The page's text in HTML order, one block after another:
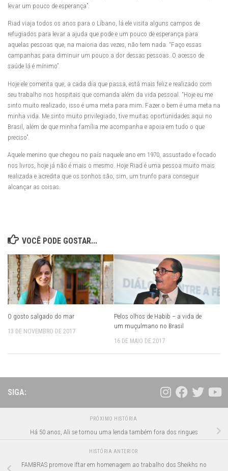
levar um pouco de esperança”.
Riad viaja todos os anos para o Líbano, lá ele visita alguns campos de
refugiados para levar a ajuda que pode e um pouco de esperança para
aquelas pessoas que, na maioria das vezes, não tem nada. “Faço essas
campanhas para diminuir um pouco a dor dessas pessoas. O acesso de
saúde lá é mínimo”.
Hoje ele comenta que, a cada dia que passa, está mais feliz e realizado com
seu trabalho nos hospitais que comanda além da vida pessoal. “Hoje eu me
sinto muito realizado, isso é uma meta para mim. Fazer o bem é uma meta na
minha vida. Me sinto muito privilegiado, tive muitas oportunidades aqui no
Brasil, além de que minha família me acompanha e apoia em tudo o que
preciso”.
Aquele menino que chegou no país naquele ano em 1970, assustado e focado
nos livros, hoje já não é mais o mesmo. Hoje Riad é uma pessoa muito mais
realizada e acredita que os sonhos são, sim, um trunfo para conseguir
alcançar as coisas.
VOCÊ PODE GOSTAR...
O gosto salgado do mar
13 DE NOVEMBRO DE 2017
Pelos olhos de Habib – a vida de
um muçulmano no Brasil
16 DE MAIO DE 2017
SIGA:
PRÓXIMO HISTÓRIA
Há 50 anos, Ali se tornou uma lenda também fora dos ringues
HISTÓRIA ANTERIOR
FAMBRAS promove Iftar em homenagem ao trabalho dos Sheikhs no